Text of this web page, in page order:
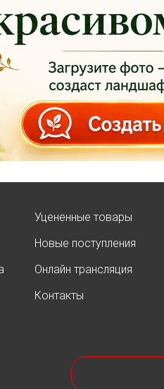
БРАБАНТ
07.08.2025
дорогие
навсе
на
Уцененные товары
Новые поступления
Онлайн трансляция
Контакты